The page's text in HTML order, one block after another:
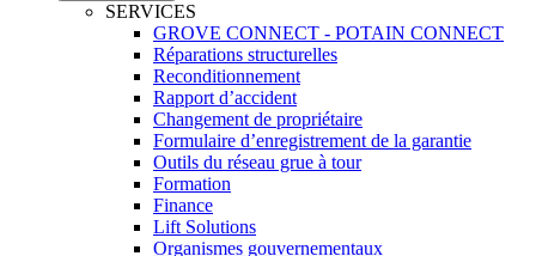
SERVICES
GROVE CONNECT - POTAIN CONNECT
Réparations structurelles
Reconditionnement
Rapport d’accident
Changement de propriétaire
Formulaire d’enregistrement de la garantie
Outils du réseau grue à tour
Formation
Finance
Lift Solutions
Organismes gouvernementaux